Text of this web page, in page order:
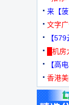
来【
文字
【
元
█机
【高
机
香港